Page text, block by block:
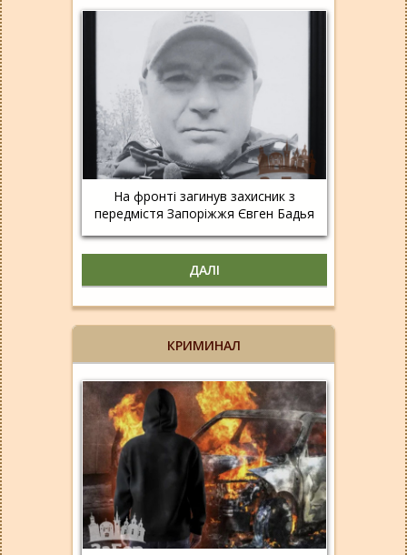
На фронті загинув захисник з
передмістя Запоріжжя Євген Бадья
ДАЛІ
КРИМИНАЛ